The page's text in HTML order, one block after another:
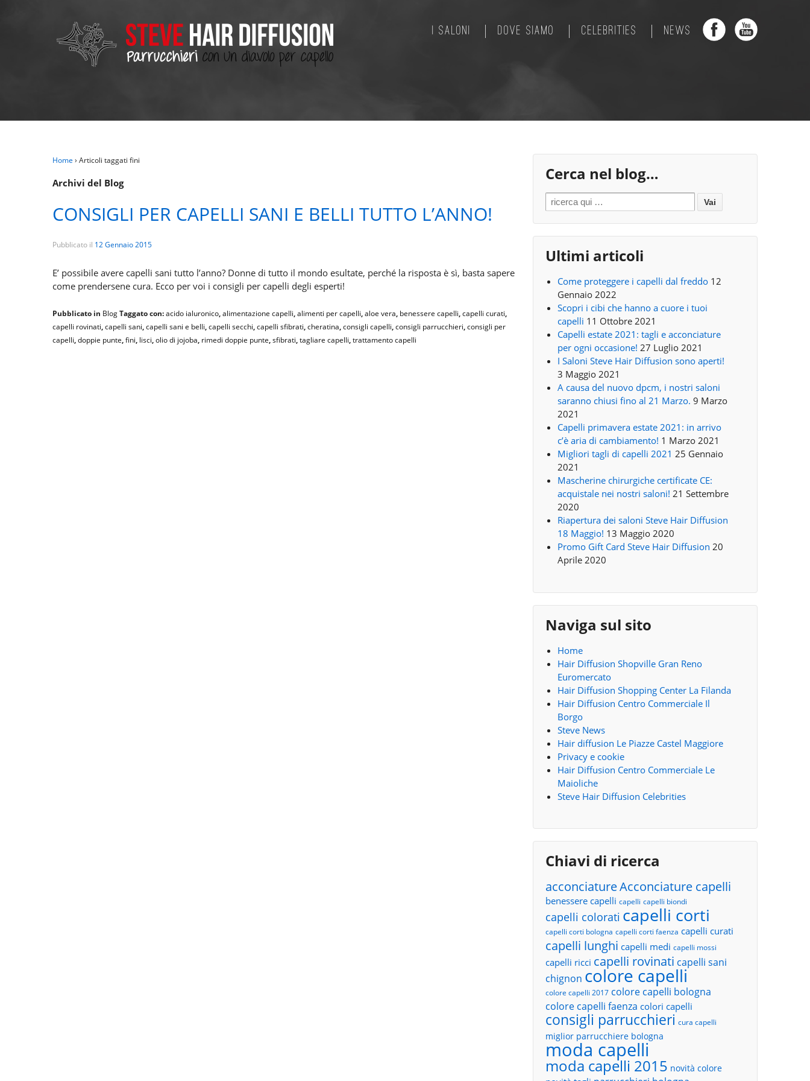
I SALONI DOVE SIAMO CELEBRITIES NEWS
Home › Articoli taggati fini
Archivi del Blog
CONSIGLI PER CAPELLI SANI E BELLI TUTTO L’ANNO!
Pubblicato il 12 Gennaio 2015
E’ possibile avere capelli sani tutto l’anno? Donne di tutto il mondo esultate, perché la risposta è sì, basta sapere
come prendersene cura. Ecco per voi i consigli per capelli degli esperti!
Pubblicato in BlogTaggato con:acido ialuronico,alimentazione capelli,alimenti per capelli,aloe vera, benessere capelli,capelli curati,
capelli rovinati,capelli sani,capelli sani e belli,capelli secchi,capelli sfibrati,cheratina,consigli capelli,consigli parrucchieri,consigli per
capelli,doppie punte,fini, lisci,olio di jojoba, rimedi doppie punte,sfibrati,tagliare capelli,trattamento capelli
Cerca nel blog…
Search for:
Ultimi articoli
Come proteggere i capelli dal freddo 12
Gennaio 2022
Scopri i cibi che hanno a cuore i tuoi
capelli 11 Ottobre 2021
Capelli estate 2021: tagli e acconciature
per ogni occasione! 27 Luglio 2021
I Saloni Steve Hair Diffusion sono aperti!
3 Maggio 2021
A causa del nuovo dpcm, i nostri saloni
saranno chiusi fino al 21 Marzo. 9 Marzo
2021
Capelli primavera estate 2021: in arrivo
c’è aria di cambiamento! 1 Marzo 2021
Migliori tagli di capelli 2021 25 Gennaio
2021
Mascherine chirurgiche certificate CE:
acquistale nei nostri saloni! 21 Settembre
2020
Riapertura dei saloni Steve Hair Diffusion
18 Maggio! 13 Maggio 2020
Promo Gift Card Steve Hair Diffusion 20
Aprile 2020
Naviga sul sito
Home
Hair Diffusion Shopville Gran Reno
Euromercato
Hair Diffusion Shopping Center La Filanda
Hair Diffusion Centro Commerciale Il
Borgo
Steve News
Hair diffusion Le Piazze Castel Maggiore
Privacy e cookie
Hair Diffusion Centro Commerciale Le
Maioliche
Steve Hair Diffusion Celebrities
Chiavi di ricerca
acconciatureAcconciature capelli
benessere capelli capelli capelli biondi
capelli colorati capelli corti
capelli corti bologna capelli corti faenza capelli curati
capelli lunghi capelli medi capelli mossi
capelli ricci capelli rovinati capelli sani
chignon colore capelli
colore capelli 2017 colore capelli bologna
colore capelli faenza colori capelli
consigli parrucchieri cura capelli
miglior parrucchiere bologna
moda capelli
moda capelli 2015 novità colore